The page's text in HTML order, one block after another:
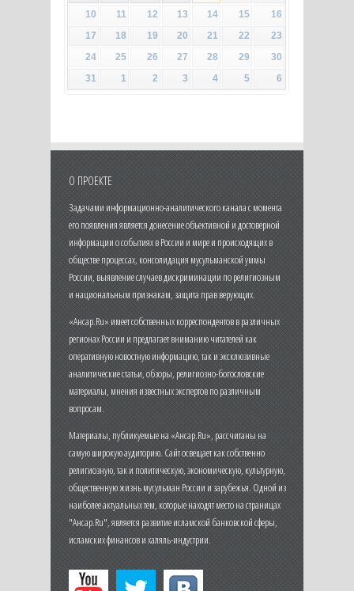
10
11 12 13 14 15
16
17
18 19 20 21 22
23
24
25 26 27 28 29
30
31
1 2 3 4 5 6
О ПРОЕКТЕ
Задачами информационно-аналитического канала с момента
его появления является донесение объективной и достоверной
информации о событиях в России и мире и происходящих в
обществе процессах, консолидация мусульманской уммы
России, выявление случаев дискриминации по религиозным
и национальным признакам, защита прав верующих.
«Ансар.Ru» имеет собственных корреспондентов в различных
регионах России и предлагает вниманию читателей как
оперативную новостную информацию, так и эксклюзивные
аналитические статьи, обзоры, религиозно-богословские
материалы, мнения известных экспертов по различным
вопросам.
Материалы, публикуемые на «Ансар.Ru», рассчитаны на
самую широкую аудиторию. Сайт освещает как собственно
религиозную, так и политическую, экономическую, культурную,
общественную жизнь мусульман России и зарубежья. Одной из
наиболее актуальных тем, которые находят место на страницах
"Ансар.Ru", является развитие исламской банковской сферы,
исламских финансов и халяль-индустрии.